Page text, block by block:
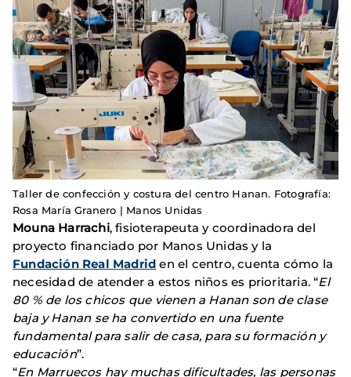
Taller de confección y costura del centro Hanan. Fotografía:
Rosa María Granero | Manos Unidas
Mouna Harrachi, fisioterapeuta y coordinadora del
proyecto financiado por Manos Unidas y la
Fundación Real Madrid en el centro, cuenta cómo la
necesidad de atender a estos niños es prioritaria. “El
80 % de los chicos que vienen a Hanan son de clase
baja y Hanan se ha convertido en una fuente
fundamental para salir de casa, para su formación y
educación”.
“En Marruecos hay muchas dificultades, las personas